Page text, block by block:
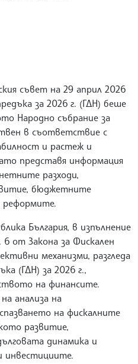
съвет на 29 април 2026
за 2026 г. (ГДН) беше
Народно събрание за
в съответствие с
и растеж и
представя информация
разходи,
бюджетните
реформите.
България, в изпълнение
от Закона за Фискален
механизми, разгледа
(ГДН) за 2026 г.,
на финансите.
анализа на
на фискалните
развитие,
динамика и
инвестициите.